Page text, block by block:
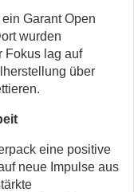
Garant Open
wurden
Fokus lag auf
über
eine positive
neue Impulse aus